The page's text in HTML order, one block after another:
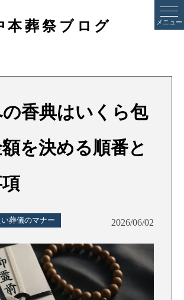
メニュー
本葬祭ブログ
香典はいくら包
を決める順番と
葬儀のマナー 2026/06/02